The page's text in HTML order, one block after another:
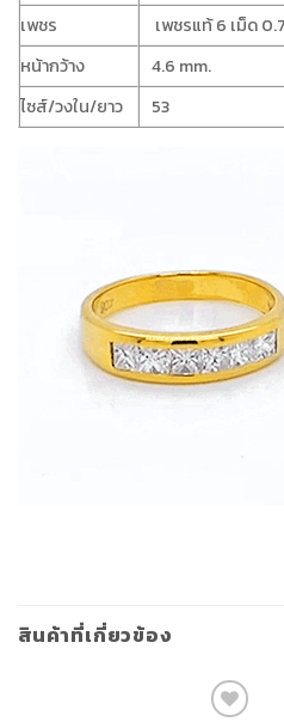
เพชร
เพชรแท้ 6 เม็ด
หน้ากว้าง
4.6 mm.
ไซส์/วงใน/ยาว
53
สินค้าที่เกี่ยวข้อง